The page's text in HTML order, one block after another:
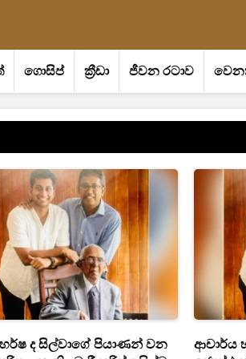
ගොසිප් ක්‍රීඩා ජීවන රටාව
ද සිල්වාගේ පියාණන් වන
ආචාර්ය